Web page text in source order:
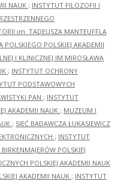
NAUK ; INSTYTUT FILOZOFII I
im. TADEUSZA MANTEUFFLA
POLSKIEGO POLSKIEJ AKADEMII
I KLINICZNEJ IM.MIROSŁAWA
; INSTYTUT OCHRONY
PODSTAWOWYCH
PAN ; INSTYTUT
AKADEMII NAUK ; MUZEUM I
; SIEĆ BADAWCZA ŁUKASIEWICZ
; INSTYTUT
POLSKIEJ
POLSKIEJ AKADEMII NAUK
AKADEMII NAUK ; INSTYTUT